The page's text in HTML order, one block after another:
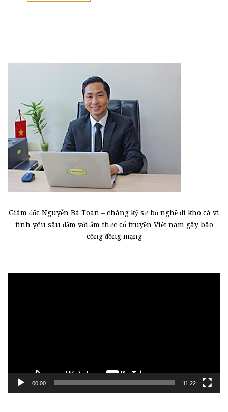
Giám đốc Nguyễn Bá Toàn – chàng kỹ sư bỏ nghề đi kho cá vì
tình yêu sâu đậm với ẩm thực cổ truyền Việt nam gây bão
cộng đồng mạng
00:00 11:22